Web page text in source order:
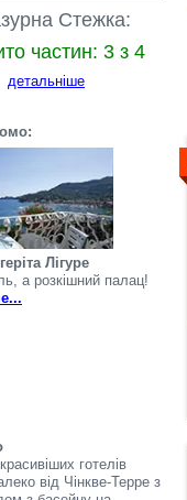
Стежка:
частин: 3 з 4
детальніше
Лігуре
а розкішний палац!
готелів
від Чінкве-Терре з